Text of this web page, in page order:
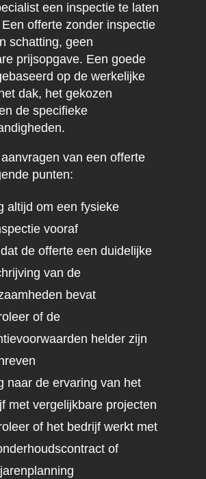
een inspectie te laten
offerte zonder inspectie
schatting, geen
prijsopgave. Een goede
op de werkelijke
dak, het gekozen
de specifieke
van een offerte
punten:
altijd om een fysieke
vooraf
de offerte een duidelijke
van de
bevat
of de
helder zijn
naar de ervaring van het
met vergelijkbare projecten
of het bedrijf werkt met
of